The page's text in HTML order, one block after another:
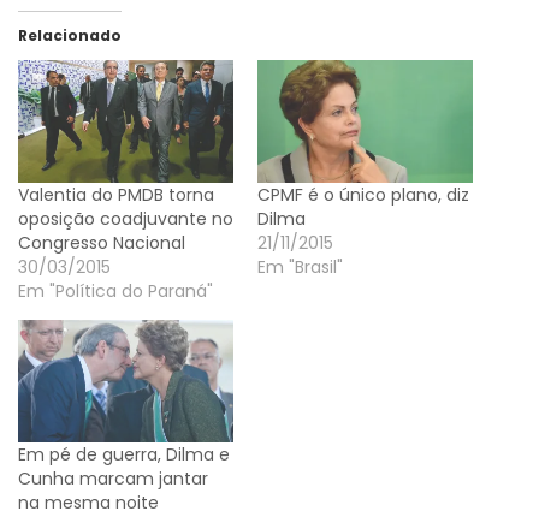
Relacionado
Valentia do PMDB torna
oposição coadjuvante no
Congresso Nacional
30/03/2015
Em "Política do Paraná"
CPMF é o único plano, diz
Dilma
21/11/2015
Em "Brasil"
Em pé de guerra, Dilma e
Cunha marcam jantar
na mesma noite